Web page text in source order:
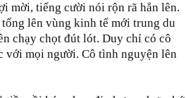
mời, tiếng cười nói rộn rã hẳn lên.
lên vùng kinh tế mới trung du
chạy chọt đút lót. Duy chỉ có cô
với mọi người. Cô tình nguyện lên